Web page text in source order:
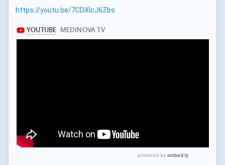
https://youtu.be/7CDXlcJ6Zbs